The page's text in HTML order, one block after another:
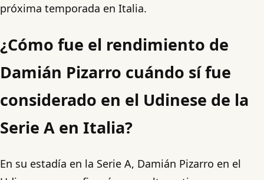
próxima temporada en Italia.
¿Cómo fue el rendimiento de
Damián Pizarro cuándo sí fue
considerado en el Udinese de la
Serie A en Italia?
En su estadía en la Serie A, Damián Pizarro en el